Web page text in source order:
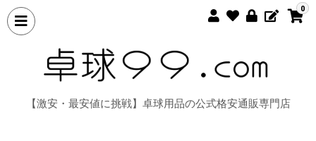
0
【激安・最安値に挑戦】卓球用品の公式格安通販専門店